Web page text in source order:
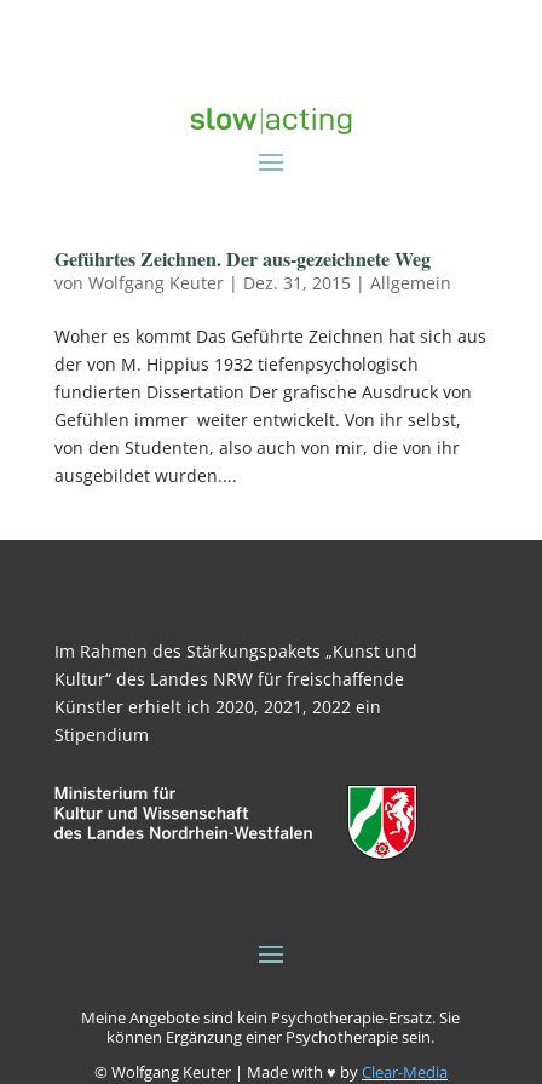
Geführtes Zeichnen. Der aus-gezeichnete Weg
von Wolfgang Keuter| Dez. 31, 2015| Allgemein
Woher es kommt Das Geführte Zeichnen hat sich aus
der von M. Hippius 1932 tiefenpsychologisch
fundierten Dissertation Der grafische Ausdruck von
Gefühlen immer weiter entwickelt. Von ihr selbst,
von den Studenten, also auch von mir, die von ihr
ausgebildet wurden....
Im Rahmen des Stärkungspakets „Kunst und
Kultur“ des Landes NRW für freischaffende
Künstler erhielt ich 2020, 2021, 2022 ein
Stipendium
Meine Angebote sind kein Psychotherapie-Ersatz. Sie
können Ergänzung einer Psychotherapie sein.
© Wolfgang Keuter | Made with ♥ byClear-Media